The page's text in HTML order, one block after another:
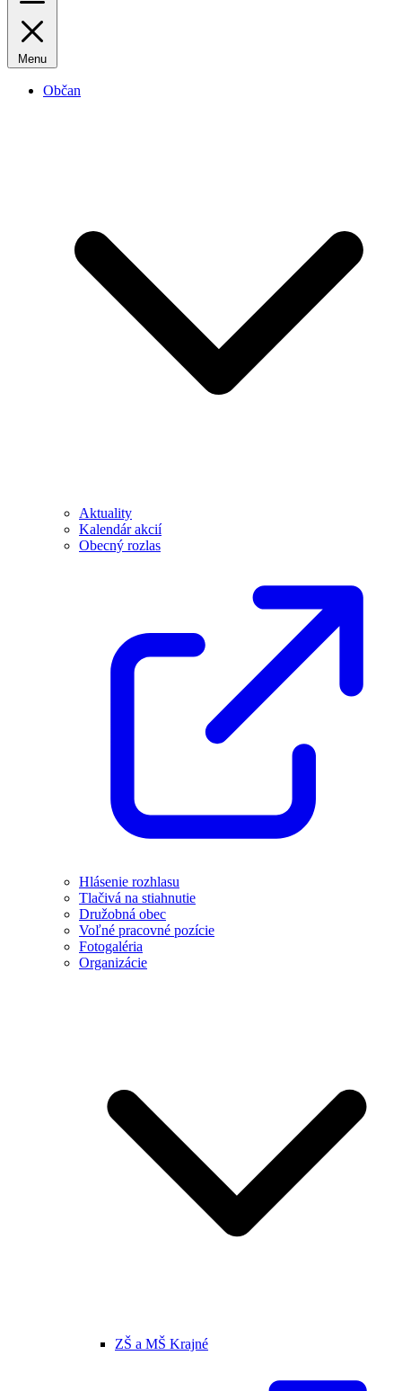
Menu
Občan
Aktuality
Kalendár akcií
Obecný rozlas
Hlásenie rozhlasu
Tlačivá na stiahnutie
Družobná obec
Voľné pracovné pozície
Fotogaléria
Organizácie
ZŠ a MŠ Krajné